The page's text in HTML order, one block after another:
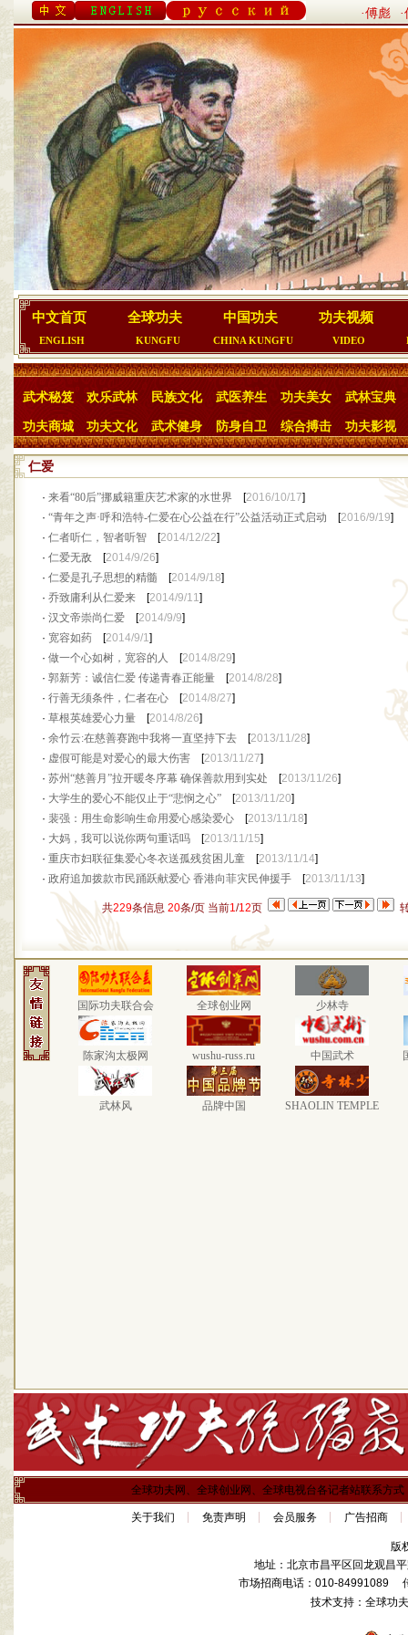
·傅彪
中文首页
ENGLISH
全球功夫
KUNGFU
中国功夫
CHINA KUNGFU
功夫视频
VIDEO
武术秘笈 欢乐武林 民族文化 武医养生 功夫美女 武林宝典
功夫商城 功夫文化 武术健身 防身自卫 综合搏击 功夫影视
仁爱
· 来看“80后”挪威籍重庆艺术家的水世界 [2016/10/17]
· “青年之声·呼和浩特-仁爱在心公益在行”公益活动正式启动 [2016/9/19]
· 仁者听仁，智者听智 [2014/12/22]
· 仁爱无敌 [2014/9/26]
· 仁爱是孔子思想的精髓 [2014/9/18]
· 乔致庸利从仁爱来 [2014/9/11]
· 汉文帝崇尚仁爱 [2014/9/9]
· 宽容如药 [2014/9/1]
· 做一个心如树，宽容的人 [2014/8/29]
· 郭新芳：诚信仁爱 传递青春正能量 [2014/8/28]
· 行善无须条件，仁者在心 [2014/8/27]
· 草根英雄爱心力量 [2014/8/26]
· 余竹云:在慈善赛跑中我将一直坚持下去 [2013/11/28]
· 虚假可能是对爱心的最大伤害 [2013/11/27]
· 苏州“慈善月”拉开暖冬序幕 确保善款用到实处 [2013/11/26]
· 大学生的爱心不能仅止于“悲悯之心” [2013/11/20]
· 裴强：用生命影响生命用爱心感染爱心 [2013/11/18]
· 大妈，我可以说你两句重话吗 [2013/11/15]
· 重庆市妇联征集爱心冬衣送孤残贫困儿童 [2013/11/14]
· 政府追加拨款市民踊跃献爱心 香港向菲灾民伸援手 [2013/11/13]
共229条信息20条/页 当前1/12页
国际功夫联合会 全球创业网 少林寺
陈家沟太极网 wushu-russ.ru 中国武术
武林风 品牌中国 SHAOLIN TEMPLE
全球功夫网、全球创业网、全球电视台各记者站联系方式
关于我们 免责声明 会员服务 广告招商
版
地址：北京市昌平区回龙观昌
市场招商电话：010-84991089
技术支持：全球